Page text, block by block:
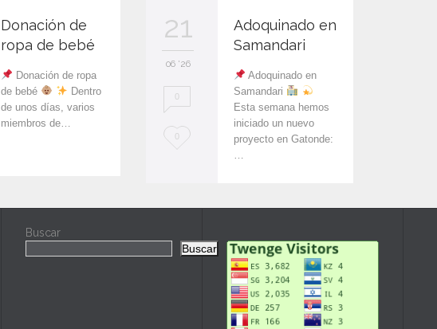
Donación de
ropa de bebé
Donación de ropa
de bebé
Dentro
de unos días, varios
miembros de…
21
06 '26
0
L0
Adoquinado en
Samandari
Adoquinado en
Samandari
Esta semana hemos
iniciado un nuevo
proyecto en Gatonde:
…
Buscar
Buscar